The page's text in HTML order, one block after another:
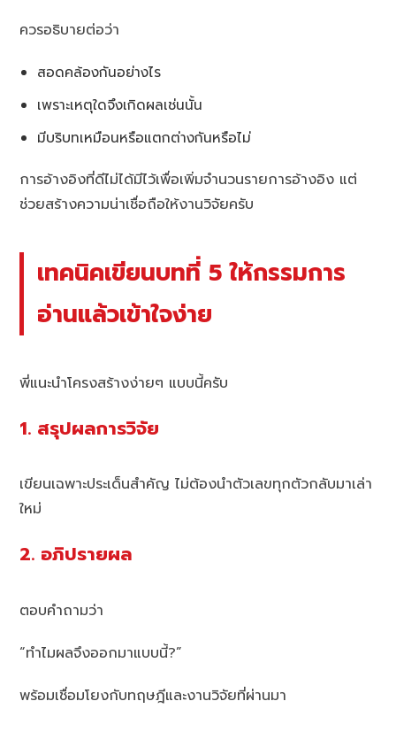
ควรอธิบายต่อว่า
สอดคล้องกันอย่างไร
เพราะเหตุใดจึงเกิดผลเช่นนั้น
มีบริบทเหมือนหรือแตกต่างกันหรือไม่
การอ้างอิงที่ดีไม่ได้มีไว้เพื่อเพิ่มจำนวนรายการอ้างอิง แต่
ช่วยสร้างความน่าเชื่อถือให้งานวิจัยครับ
เทคนิคเขียนบทที่ 5 ให้กรรมการ
อ่านแล้วเข้าใจง่าย
พี่แนะนำโครงสร้างง่ายๆ แบบนี้ครับ
1. สรุปผลการวิจัย
เขียนเฉพาะประเด็นสำคัญ ไม่ต้องนำตัวเลขทุกตัวกลับมาเล่า
ใหม่
2. อภิปรายผล
ตอบคำถามว่า
“ทำไมผลจึงออกมาแบบนี้?”
พร้อมเชื่อมโยงกับทฤษฎีและงานวิจัยที่ผ่านมา